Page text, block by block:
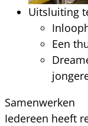
Uitsluiting
Een
Samenwerken
Iedereen heeft